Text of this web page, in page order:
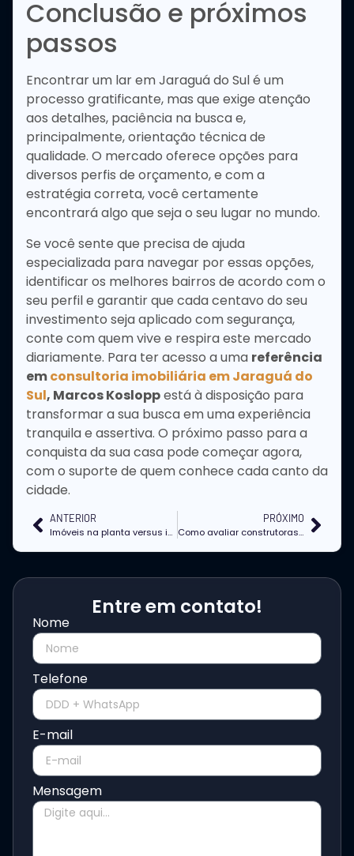
Conclusão e próximos
passos
Encontrar um lar em Jaraguá do Sul é um
processo gratificante, mas que exige atenção
aos detalhes, paciência na busca e,
principalmente, orientação técnica de
qualidade. O mercado oferece opções para
diversos perfis de orçamento, e com a
estratégia correta, você certamente
encontrará algo que seja o seu lugar no mundo.
Se você sente que precisa de ajuda
especializada para navegar por essas opções,
identificar os melhores bairros de acordo com o
seu perfil e garantir que cada centavo do seu
investimento seja aplicado com segurança,
conte com quem vive e respira este mercado
diariamente. Para ter acesso a uma referência
emconsultoria imobiliária em Jaraguá do
Sul, Marcos Kosloppestá à disposição para
transformar a sua busca em uma experiência
tranquila e assertiva. O próximo passo para a
conquista da sua casa pode começar agora,
com o suporte de quem conhece cada canto da
cidade.
ANTERIOR
Imóveis na planta versus imóveis prontos em Jaraguá do Sul: Guia de compra completo
PRÓXIMO
Como avaliar construtoras em Jaraguá do Sul na hora de escolher um imóvel na planta?
Entre em contato!
Nome
Telefone
E-mail
Mensagem